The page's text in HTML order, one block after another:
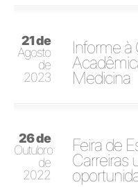
21 de
Agosto
de
2023
Informe
Medicina
26 de
Outubro
de
2022
Feira de
Carreiras